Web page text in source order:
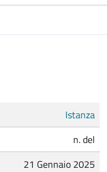
Istanza
n. del
21 Gennaio 2025